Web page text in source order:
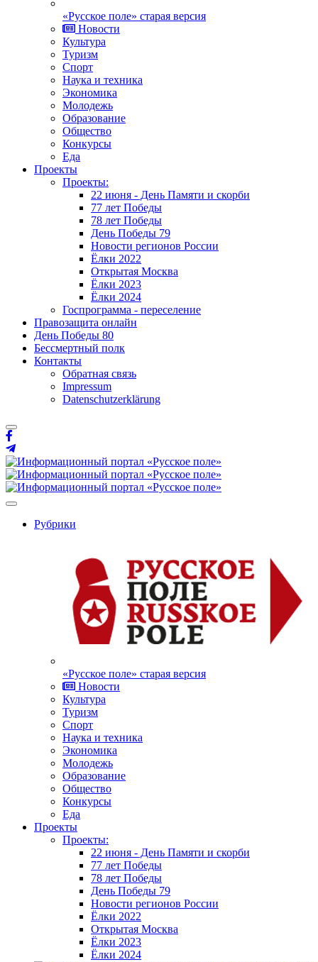
«Русское поле» старая версия
Новости
Культура
Туризм
Спорт
Наука и техника
Экономика
Молодежь
Образование
Общество
Конкурсы
Еда
Проекты
Проекты:
22 июня - День Памяти и скорби
77 лет Победы
78 лет Победы
День Победы 79
Новости регионов России
Ёлки 2022
Открытая Москва
Ёлки 2023
Ёлки 2024
Госпрограмма - переселение
Правозащита онлайн
День Победы 80
Бессмертный полк
Контакты
Обратная связь
Impressum
Datenschutzerklärung
Рубрики
«Русское поле» старая версия
Новости
Культура
Туризм
Спорт
Наука и техника
Экономика
Молодежь
Образование
Общество
Конкурсы
Еда
Проекты
Проекты:
22 июня - День Памяти и скорби
77 лет Победы
78 лет Победы
День Победы 79
Новости регионов России
Ёлки 2022
Открытая Москва
Ёлки 2023
Ёлки 2024